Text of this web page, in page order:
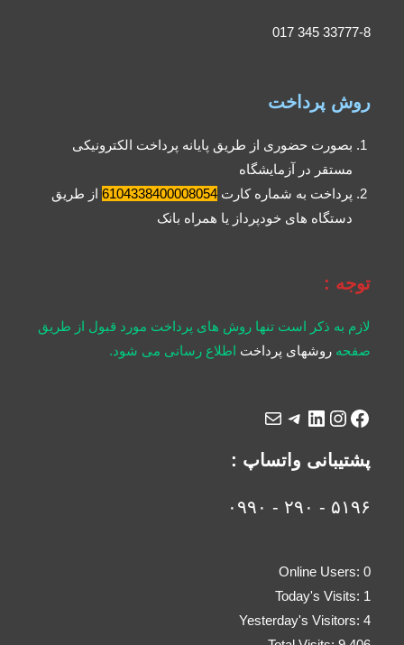
33777-8 345 017
روش پرداخت
بصورت حضوری از طریق پایانه پرداخت الکترونیکی
مستقر در آزمایشگاه
پرداخت به شماره کارت6104338400008054 از طریق
دستگاه های خودپرداز یا همراه بانک
توجه :
لازم به ذکر است تنها روش های پرداخت مورد قبول از طریق
صفحهروشهای پرداخت اطلاع رسانی می شود.
پشتیبانی واتساپ :
۵۱۹۶ - ۲۹۰ - ۰۹۹۰
Online Users: 0
Today's Visits: 1
Yesterday's Visitors: 4